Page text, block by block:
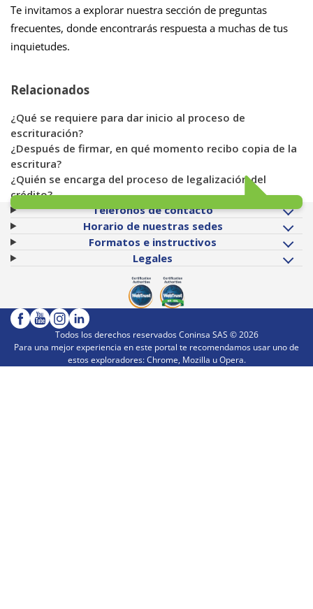
Te invitamos a explorar nuestra sección de preguntas
frecuentes, donde encontrarás respuesta a muchas de tus
inquietudes.
Relacionados
¿Qué se requiere para dar inicio al proceso de
escrituración?
¿Después de firmar, en qué momento recibo copia de la
escritura?
¿Quién se encarga del proceso de legalización del
crédito?
Teléfonos de contacto
Horario de nuestras sedes
Formatos e instructivos
Legales
Todos los derechos reservados Coninsa SAS ©2026
Para una mejor experiencia en este portal te recomendamos usar uno de
estos exploradores: Chrome, Mozilla u Opera.